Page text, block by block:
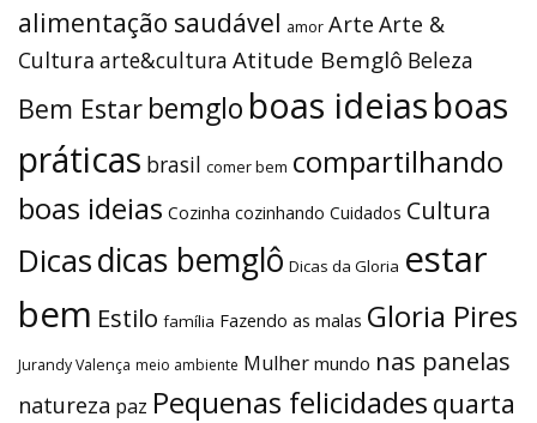
alimentação saudável amor Arte Arte &
Cultura arte&cultura Atitude Bemglô Beleza
Bem Estar bemglo boas ideiasboas
práticas brasil comer bem compartilhando
boas ideias Cozinha cozinhando Cuidados Cultura
Dicasdicas bemglô Dicas da Gloria estar
bem Estilo família Fazendo as malas Gloria Pires
Jurandy Valença meio ambiente Mulher mundo nas panelas
natureza paz Pequenas felicidades quarta